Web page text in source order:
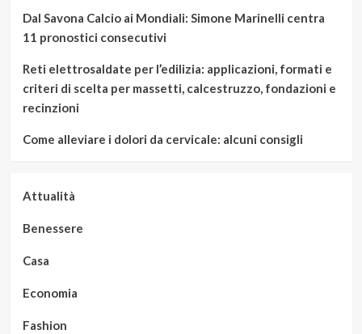
Dal Savona Calcio ai Mondiali: Simone Marinelli centra
11 pronostici consecutivi
Reti elettrosaldate per l’edilizia: applicazioni, formati e
criteri di scelta per massetti, calcestruzzo, fondazioni e
recinzioni
Come alleviare i dolori da cervicale: alcuni consigli
Attualità
Benessere
Casa
Economia
Fashion